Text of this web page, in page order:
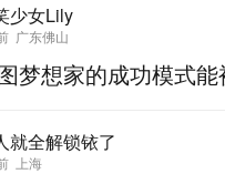
少女Lily
广东佛山
梦想家的成功模式能
就全解锁铱了
上海